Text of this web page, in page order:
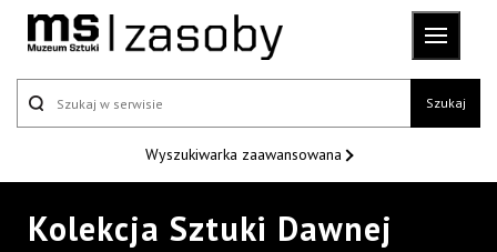
Szukaj
Wyszukiwarka zaawansowana
Kolekcja Sztuki Dawnej